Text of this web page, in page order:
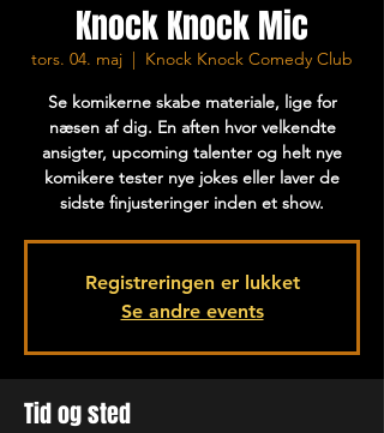
Knock Knock Mic
tors. 04. maj
  |
Knock Knock Comedy Club
Se komikerne skabe materiale, lige for
næsen af dig. En aften hvor velkendte
ansigter, upcoming talenter og helt nye
komikere tester nye jokes eller laver de
sidste finjusteringer inden et show.
Registreringen er lukket
Se andre events
Tid og sted